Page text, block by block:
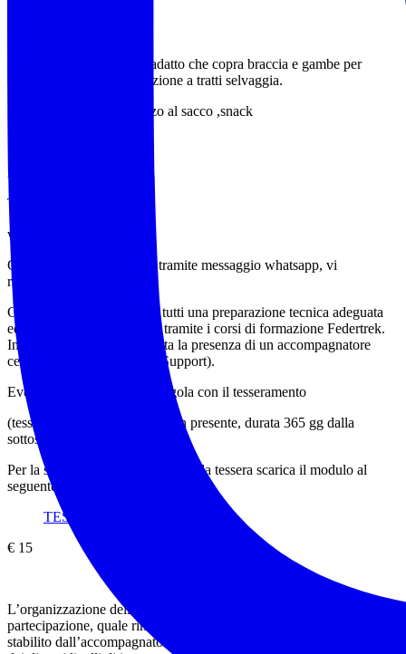
Conviene abbigliamento adatto che copra braccia e gambe per
evitare graffi tra la vegetazione a tratti selvaggia.
Acqua (almeno 1,5l)pranzo al sacco ,snack
AEV Francesco Sarria
Tel 349 3676784
wa.me/+393493676784
Contattaci preferibilmente tramite messaggio whatsapp, vi
richiameremo con piacere.
Gli accompagnatori hanno tutti una preparazione tecnica adeguata
ed aggiornata annualmente tramite i corsi di formazione Federtrek.
In ogni escursione è garantita la presenza di un accompagnatore
certificato BLS (Base Life Support).
Evento riservato ai soci in regola con il tesseramento
(tessera Federtrek 15 € ove non presente, durata 365 gg dalla
sottoscrizione).
Per la sottoscrizione o rinnovo della tessera scarica il modulo al
seguente link:
TESSERAMENTO
€ 15
L’organizzazione dell’evento ed il relativo contributo di
partecipazione, quale rimborso delle spese di gestione dell’evento, è
stabilito dall’accompagnatore che ne determina l’importo in funzione